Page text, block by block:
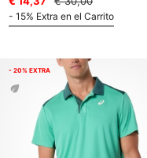
- 15% Extra en el Carrito
- 20% EXTRA